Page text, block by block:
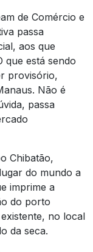
de Comércio e
passa
aos que
que está sendo
provisório,
Não é
passa
Chibatão,
do mundo a
imprime a
do porto
no local
da seca.